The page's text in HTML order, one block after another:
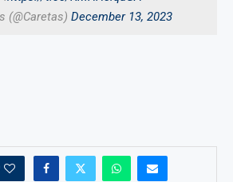
(@Caretas) December 13, 2023